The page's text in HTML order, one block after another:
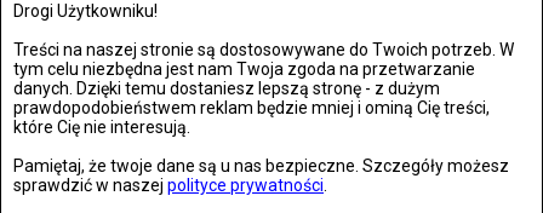
Drogi Użytkowniku!
Treści na naszej stronie są dostosowywane do Twoich potrzeb. W
tym celu niezbędna jest nam Twoja zgoda na przetwarzanie
danych. Dzięki temu dostaniesz lepszą stronę - z dużym
prawdopodobieństwem reklam będzie mniej i ominą Cię treści,
które Cię nie interesują.
Pamiętaj, że twoje dane są u nas bezpieczne. Szczegóły możesz
sprawdzić w naszej polityce prywatności
OSTATNIO DODANE
21. rocznica śmierci Jana Pawła II. Wierni zebrali się w
Watykanie
czwartek, 02 kwietnia 2026, 18:08